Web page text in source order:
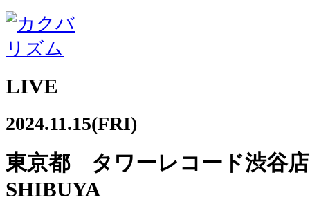
LIVE
2024.11.15(FRI)
東京都 タワーレコード渋谷
SHIBUYA